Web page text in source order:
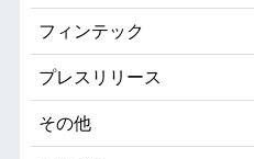
フィンテック
プレスリリース
その他